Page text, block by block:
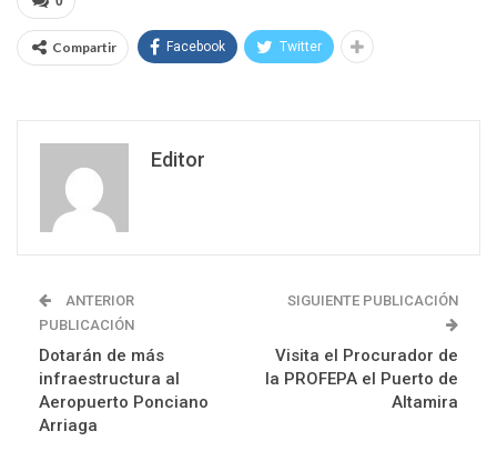
Compartir Facebook Twitter
Editor
ANTERIOR
PUBLICACIÓN
Dotarán de más
infraestructura al
Aeropuerto Ponciano
Arriaga
SIGUIENTE PUBLICACIÓN
Visita el Procurador de
la PROFEPA el Puerto de
Altamira